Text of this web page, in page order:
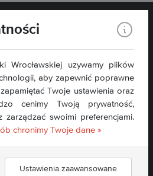
Wrocławskiej używamy plików
aby zapewnić poprawne
Twoje ustawienia oraz
cenimy Twoją prywatność,
zarządzać swoimi preferencjami.
chronimy Twoje dane »
Ustawienia zaawansowane